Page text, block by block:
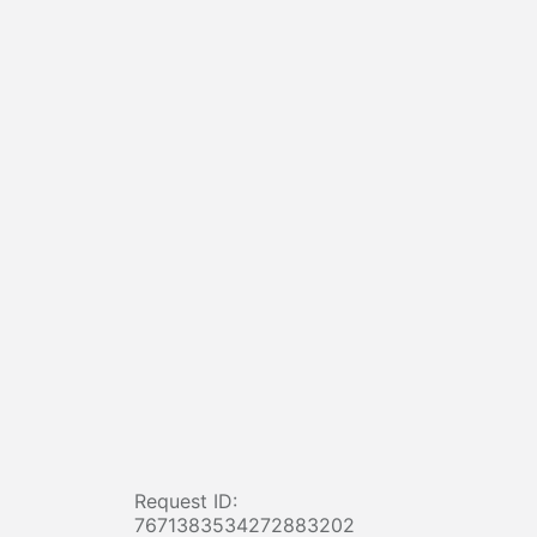
Request ID:
7671383534272883202